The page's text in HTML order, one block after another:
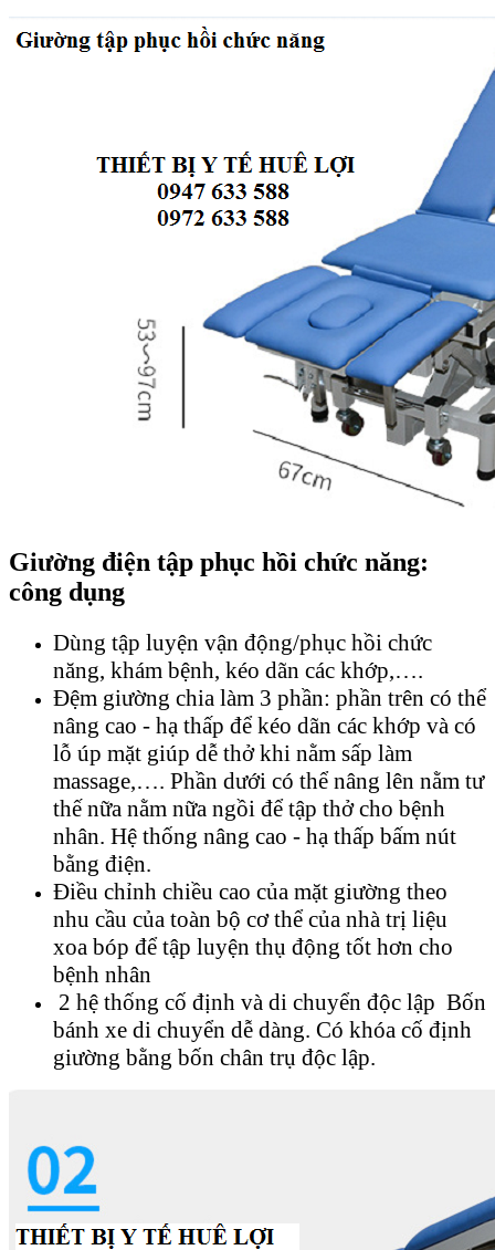
Giường điện tập phục hồi chức năng:
công dụng
Dùng tập luyện vận động/phục hồi chức
năng, khám bệnh, kéo dãn các khớp,….
Đệm giường chia làm 3 phần: phần trên có thể
nâng cao - hạ thấp để kéo dãn các khớp và có
lỗ úp mặt giúp dễ thở khi nằm sấp làm
massage,…. Phần dưới có thể nâng lên nằm tư
thế nữa nằm nữa ngồi để tập thở cho bệnh
nhân. Hệ thống nâng cao - hạ thấp bấm nút
bằng điện.
Điều chỉnh chiều cao của mặt giường theo
nhu cầu của toàn bộ cơ thể của nhà trị liệu
xoa bóp để tập luyện thụ động tốt hơn cho
bệnh nhân
2 hệ thống cố định và di chuyển độc lập Bốn
bánh xe di chuyển dễ dàng. Có khóa cố định
giường bằng bốn chân trụ độc lập.